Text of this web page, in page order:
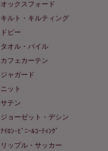
オックスフォード
キルト・キルティング
ドビー
タオル・パイル
カフェカーテン
ジャガード
ニット
サテン
ジョーゼット・デシン
ﾅｲﾛﾝ･ﾋﾞﾆｰﾙｺｰﾃｨﾝｸﾞ
リップル・サッカー